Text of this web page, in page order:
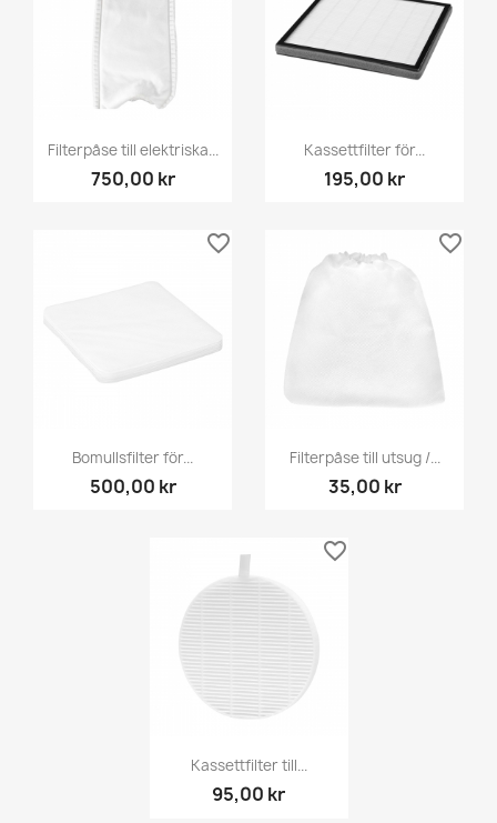
Filterpåse till elektriska...
750,00 kr
Kassettfilter för...
195,00 kr
Bomullsfilter för...
500,00 kr
favorite_border
Filterpåse till utsug /...
35,00 kr
favorite_border
Kassettfilter till...
95,00 kr
favorite_border